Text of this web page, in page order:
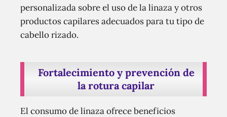
personalizada sobre el uso de la linaza y otros
productos capilares adecuados para tu tipo de
cabello rizado.
Fortalecimiento y prevención de
la rotura capilar
El consumo de linaza ofrece beneficios